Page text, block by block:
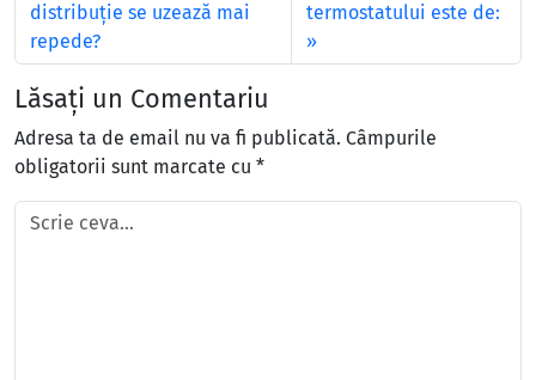
distribuţie se uzează mai
repede?
termostatului este de:
Lăsați un Comentariu
Adresa ta de email nu va fi publicată. Câmpurile
obligatorii sunt marcate cu *